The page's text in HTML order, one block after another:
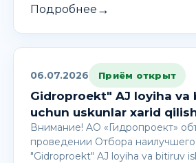
Подробнее →
06.07.2026 Приём открыт
Gidroproekt" AJ loyiha va
uchun uskunlar xarid
Внимание! AО «Гидропроект»
проведении Отбора
"Gidroproekt" AJ loyiha va bitiruv